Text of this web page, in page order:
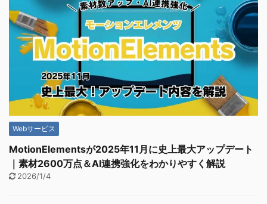
Webサービス
MotionElementsが2025年11月に史上最大アップデート
｜素材2600万点＆AI連携強化をわかりやすく解説
2026/1/4